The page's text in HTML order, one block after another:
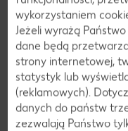
wykorzystaniem
Jeżeli wyrażą
dane będą
strony internetowej,
statystyk lub
(reklamowych).
danych do państw
zezwalają Państwo